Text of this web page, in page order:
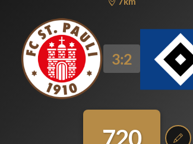
3:2
720